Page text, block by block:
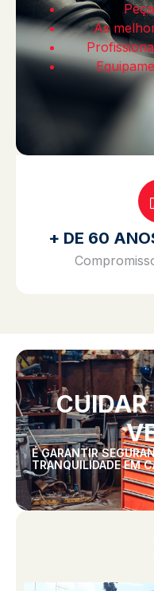
As
+ DE 60
CUIDAR
É GARANTIR
TRANQUILIDADE EM